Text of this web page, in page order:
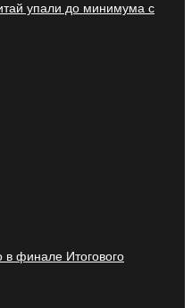
упали до минимума с
финале Итогового